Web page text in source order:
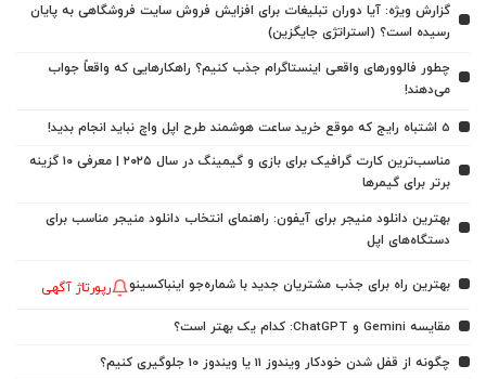
گزارش ویژه: آیا دوران تبلیغات برای افزایش فروش سایت فروشگاهی به پایان
رسیده است؟ (استراتژی جایگزین)
چطور فالوورهای واقعی اینستاگرام جذب کنیم؟ راهکارهایی که واقعاً جواب
می‌دهند!
5 اشتباه رایج که موقع خرید ساعت هوشمند طرح اپل واچ نباید انجام بدید!
مناسب‌ترین کارت گرافیک برای بازی و گیمینگ در سال ۲۰۲۵ | معرفی ۱۰ گزینه
برتر برای گیمرها
بهترین دانلود منیجر برای آیفون: راهنمای انتخاب دانلود منیجر مناسب برای
دستگاه‌های اپل
بهترین راه برای جذب مشتریان جدید با شماره‌جو اینباکسینو رپورتاژ آگهی
مقایسه Gemini و ChatGPT: کدام یک بهتر است؟
چگونه از قفل شدن خودکار ویندوز 11 یا ویندوز 10 جلوگیری کنیم؟